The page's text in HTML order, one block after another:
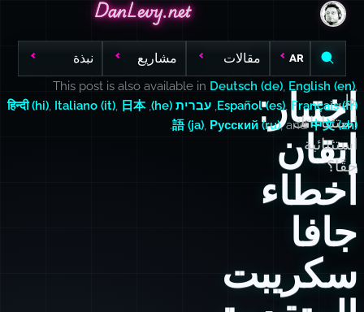
DanLevy.net
DanLevy.net
DanLevy.net
AR مقالات مشاريع نبذة
اختبار:
إتقان
أخطاء
جافا
سكريبت
هل
استثناءاتك
استثنائية
حقًا؟
This post is also available in Deutsch (de), English (en),
Español (es), Français (fr)
, עברית (he) ,
हिन्दी (hi), Italiano (it), 日本
語 (ja), Русский (ru), and中文 (zh)
.